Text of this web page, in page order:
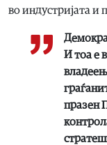
во индустријата и
И тоа е
празен